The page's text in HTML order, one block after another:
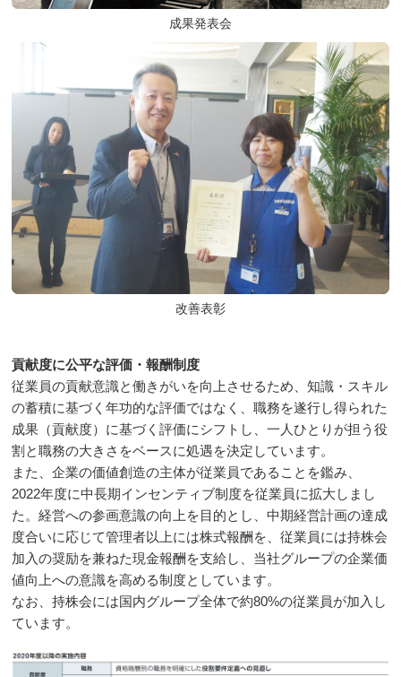
成果発表会
改善表彰
貢献度に公平な評価・報酬制度
従業員の貢献意識と働きがいを向上させるため、知識・スキル
の蓄積に基づく年功的な評価ではなく、職務を遂行し得られた
成果（貢献度）に基づく評価にシフトし、一人ひとりが担う役
割と職務の大きさをベースに処遇を決定しています。
また、企業の価値創造の主体が従業員であることを鑑み、
2022年度に中長期インセンティブ制度を従業員に拡大しまし
た。経営への参画意識の向上を目的とし、中期経営計画の達成
度合いに応じて管理者以上には株式報酬を、従業員には持株会
加入の奨励を兼ねた現金報酬を支給し、当社グループの企業価
値向上への意識を高める制度としています。
なお、持株会には国内グループ全体で約80%の従業員が加入し
ています。